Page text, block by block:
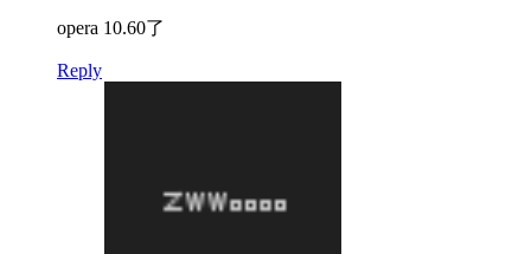
opera 10.60了
Reply